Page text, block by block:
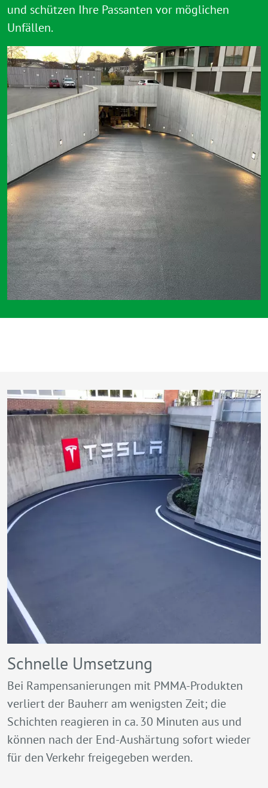
und schützen Ihre Passanten vor möglichen
Unfällen.
Schnelle Umsetzung
Bei Rampensanierungen mit PMMA-Produkten
verliert der Bauherr am wenigsten Zeit; die
Schichten reagieren in ca. 30 Minuten aus und
können nach der End-Aushärtung sofort wieder
für den Verkehr freigegeben werden.